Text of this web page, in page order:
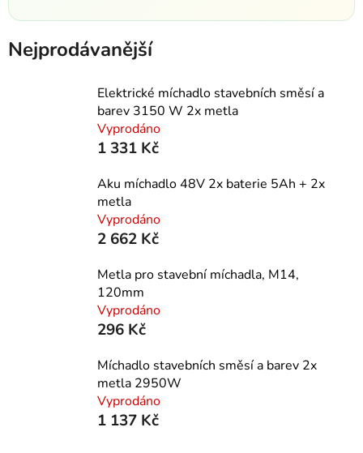
Nejprodávanější
Elektrické míchadlo stavebních směsí a
barev 3150 W 2x metla
Vyprodáno
1 331 Kč
Aku míchadlo 48V 2x baterie 5Ah + 2x
metla
Vyprodáno
2 662 Kč
Metla pro stavební míchadla, M14,
120mm
Vyprodáno
296 Kč
Míchadlo stavebních směsí a barev 2x
metla 2950W
Vyprodáno
1 137 Kč